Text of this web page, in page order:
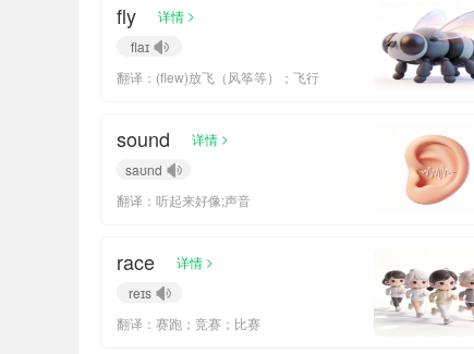
fly 详情 >
flaɪ
翻译：(flew)放飞（风筝等）；飞行
sound 详情 >
saʊnd
翻译：听起来好像;声音
race 详情 >
reɪs
翻译：赛跑；竞赛；比赛